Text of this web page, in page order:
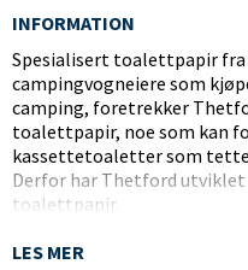
INFORMATION
Spesialisert toalettpapir
campingvogneiere som
camping, foretrekker
toalettpapir, noe som kan
kassettetoaletter som
Derfor har Thetford
toalettpapir.
og kassett-toaletter.